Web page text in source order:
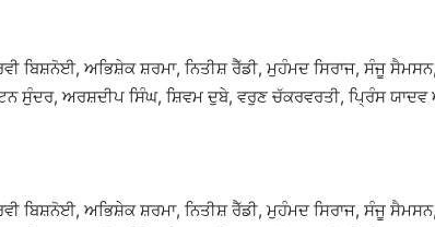
ਬਿਸ਼ਨੋਈ, ਅਭਿਸ਼ੇਕ ਸ਼ਰਮਾ, ਨਿਤੀਸ਼ ਰੈੱਡੀ, ਮੁਹੰਮਦ ਸਿਰਾਜ, ਸੰਜੂ
ਸੁੰਦਰ, ਅਰਸ਼ਦੀਪ ਸਿੰਘ, ਸ਼ਿਵਮ ਦੁਬੇ, ਵਰੁਣ ਚੱਕਰਵਰਤੀ, ਪ੍ਰਿੰਸ
ਬਿਸ਼ਨੋਈ, ਅਭਿਸ਼ੇਕ ਸ਼ਰਮਾ, ਨਿਤੀਸ਼ ਰੈੱਡੀ, ਮੁਹੰਮਦ ਸਿਰਾਜ, ਸੰਜੂ